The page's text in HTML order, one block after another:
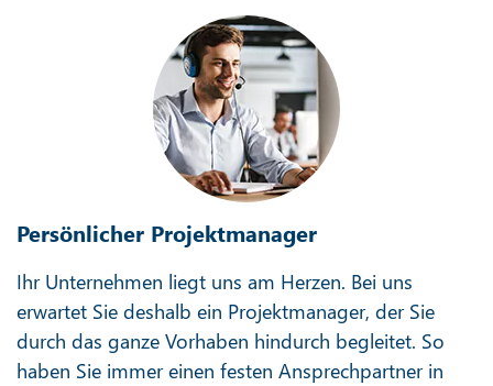
Persönlicher Projektmanager
Ihr Unternehmen liegt uns am Herzen. Bei uns
erwartet Sie deshalb ein Projektmanager, der Sie
durch das ganze Vorhaben hindurch begleitet. So
haben Sie immer einen festen Ansprechpartner in